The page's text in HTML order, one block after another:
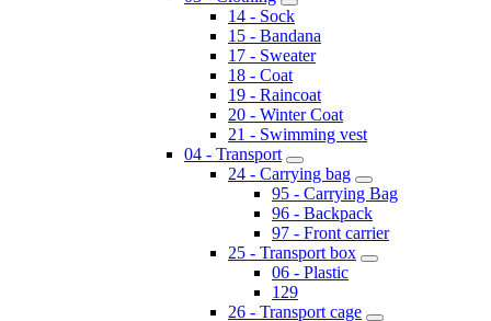
14 - Sock
15 - Bandana
17 - Sweater
18 - Coat
19 - Raincoat
20 - Winter Coat
21 - Swimming vest
04 - Transport
24 - Carrying bag
95 - Carrying Bag
96 - Backpack
97 - Front carrier
25 - Transport box
06 - Plastic
129
26 - Transport cage